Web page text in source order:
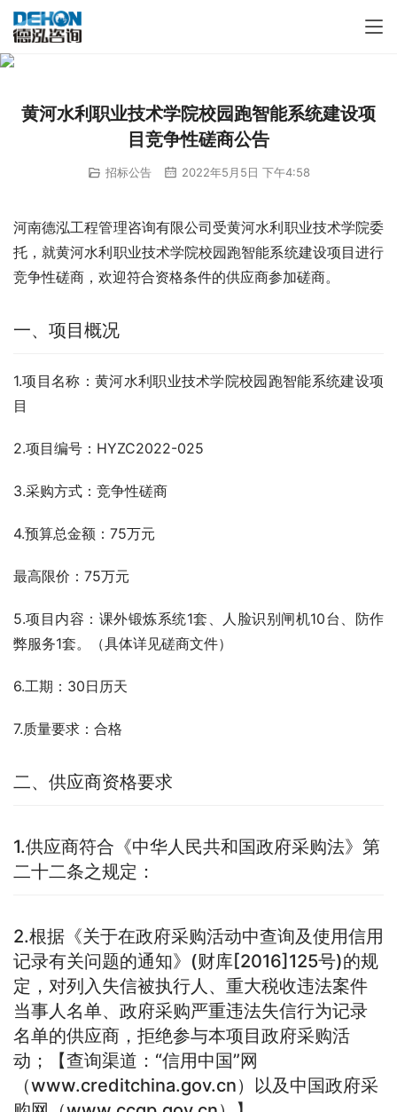
黄河水利职业技术学院校园跑智能系统建设项
目竞争性磋商公告
招标公告 2022年5月5日 下午4:58
河南德泓工程管理咨询有限公司受黄河水利职业技术学院委
托，就黄河水利职业技术学院校园跑智能系统建设项目进行
竞争性磋商，欢迎符合资格条件的供应商参加磋商。
一、项目概况
1.项目名称：黄河水利职业技术学院校园跑智能系统建设项
目
2.项目编号：HYZC2022-025
3.采购方式：竞争性磋商
4.预算总金额：75万元
最高限价：75万元
5.项目内容：课外锻炼系统1套、人脸识别闸机10台、防作
弊服务1套。（具体详见磋商文件）
6.工期：30日历天
7.质量要求：合格
二、供应商资格要求
1.供应商符合《中华人民共和国政府采购法》第
二十二条之规定：
2.根据《关于在政府采购活动中查询及使用信用
记录有关问题的通知》(财库[2016]125号)的规
定，对列入失信被执行人、重大税收违法案件
当事人名单、政府采购严重违法失信行为记录
名单的供应商，拒绝参与本项目政府采购活
动；【查询渠道：“信用中国”网
（www.creditchina.gov.cn）以及中国政府采